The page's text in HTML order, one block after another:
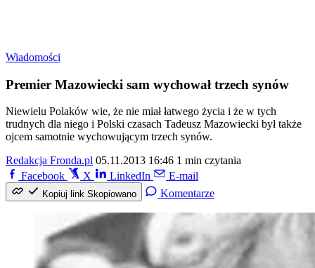
Wiadomości
Premier Mazowiecki sam wychował trzech synów
Niewielu Polaków wie, że nie miał łatwego życia i że w tych
trudnych dla niego i Polski czasach Tadeusz Mazowiecki był także
ojcem samotnie wychowującym trzech synów.
Redakcja Fronda.pl 05.11.2013 16:46 1 min czytania
Facebook
X LinkedIn E-mail
Kopiuj link Skopiowano Komentarze